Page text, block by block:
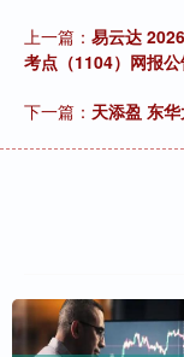
上一篇： 易云达
考点（1104）网报
下一篇： 天添盈 东